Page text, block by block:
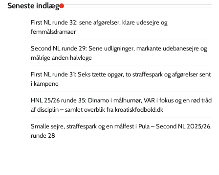
Seneste indlæg
First NL runde 32: sene afgørelser, klare udesejre og
femmålsdramaer
Second NL runde 29: Sene udligninger, markante udebanesejre og
målrige anden halvlege
First NL runde 31: Seks tætte opgør, to straffespark og afgørelser sent
i kampene
HNL 25/26 runde 35: Dinamo i målhumør, VAR i fokus og en rød tråd
af disciplin – samlet overblik fra kroatiskfodbold.dk
Smalle sejre, straffespark og en målfest i Pula – Second NL 2025/26,
runde 28